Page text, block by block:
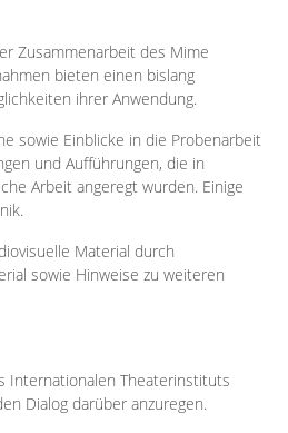
Zusammenarbeit des Mime
bieten einen bislang
ihrer Anwendung.
sowie Einblicke in die Probenarbeit
und Aufführungen, die in
Arbeit angeregt wurden. Einige
Material durch
sowie Hinweise zu weiteren
Internationalen Theaterinstituts
Dialog darüber anzuregen.